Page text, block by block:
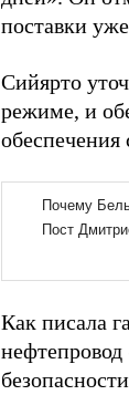
поставки
Сийярто
режиме, и
обеспечения
Как писала